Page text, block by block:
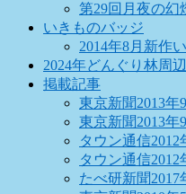
第29回月夜の幻
いきものバッジ
2014年8月新作
2024年どんぐり林周
掲載記事
東京新聞2013年
東京新聞2013年
タウン通信2012
タウン通信2012
たべ研新聞2017